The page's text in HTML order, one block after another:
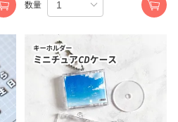
数量